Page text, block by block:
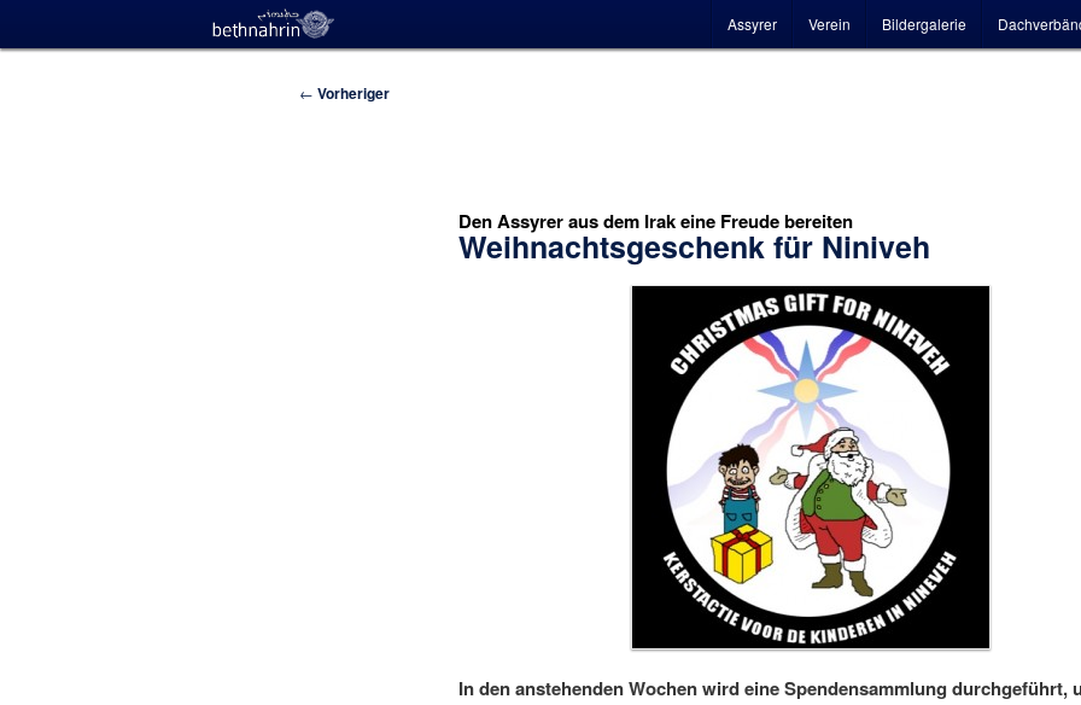
Hauptmenü
Assyrer Verein Bildergalerie
Beitragsnavigation
← Vorheriger
Den Assyrer aus dem Irak eine Freude bereiten
Weihnachtsgeschenk für Niniveh
In den anstehenden Wochen wird eine Spendensammlung durchgeführt,